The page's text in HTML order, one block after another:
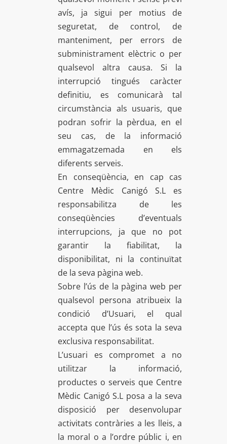
avís, ja sigui per motius de
seguretat, de control, de
manteniment, per errors de
subministrament elèctric o per
qualsevol altra causa. Si la
interrupció tingués caràcter
definitiu, es comunicarà tal
circumstància als usuaris, que
podran sofrir la pèrdua, en el
seu cas, de la informació
emmagatzemada en els
diferents serveis.
En conseqüència, en cap cas
Centre Mèdic Canigó S.L es
responsabilitza de les
conseqüències d’eventuals
interrupcions, ja que no pot
garantir la fiabilitat, la
disponibilitat, ni la continuïtat
de la seva pàgina web.
Sobre l’ús de la pàgina web per
qualsevol persona atribueix la
condició d’Usuari, el qual
accepta que l’ús és sota la seva
exclusiva responsabilitat.
L’usuari es compromet a no
utilitzar la informació,
productes o serveis que Centre
Mèdic Canigó S.L posa a la seva
disposició per desenvolupar
activitats contràries a les lleis, a
la moral o a l’ordre públic i, en